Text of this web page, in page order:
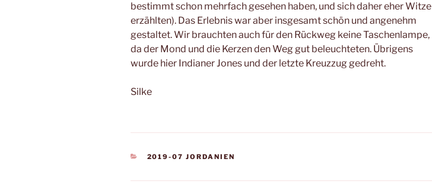
bestimmt schon mehrfach gesehen haben, und sich daher eher Witze
erzählten). Das Erlebnis war aber insgesamt schön und angenehm
gestaltet. Wir brauchten auch für den Rückweg keine Taschenlampe,
da der Mond und die Kerzen den Weg gut beleuchteten. Übrigens
wurde hier Indianer Jones und der letzte Kreuzzug gedreht.
Silke
KATEGORIEN
2019-07 JORDANIEN